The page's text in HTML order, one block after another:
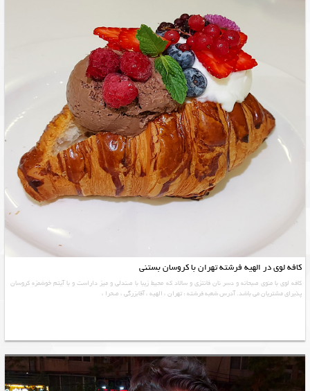
کافه لوی در الهیه فرشته تهران با کروسان بستنی
کافه لوی با منوی صبحانه و دسر نان فانتزی و سالاد که محیط زیبا با صندلی و میز داراست و با آیتم خوشمزه کروسان
پذیرای مشتریان می باشد. آدرس شعبه فرشته : تهران ، الهیه ، آقابزرگی ، صحرا ،